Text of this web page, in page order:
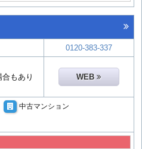
0120-383-337
もあり
WEB
中古マンション